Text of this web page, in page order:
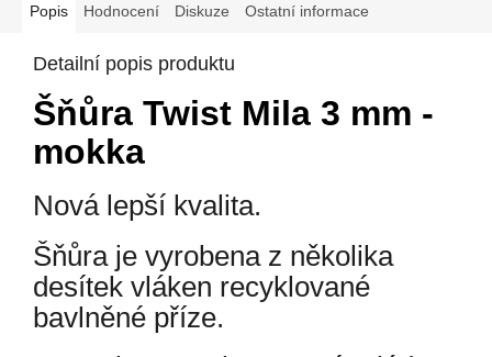
Popis Hodnocení Diskuze Ostatní informace
Detailní popis produktu
Šňůra Twist Mila 3 mm -
mokka
Nová lepší kvalita.
Šňůra je vyrobena z několika
desítek vláken recyklované
bavlněné příze.